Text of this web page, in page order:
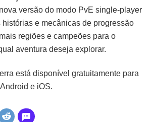
versão do modo PvE single-player
histórias e mecânicas de progressão
regiões e campeões para o
aventura deseja explorar.
está disponível gratuitamente para
e iOS.